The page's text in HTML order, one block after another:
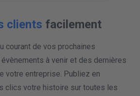
clients facilement
courant de vos prochaines
à venir et des dernières
votre entreprise. Publiez en
clics votre histoire sur toutes les